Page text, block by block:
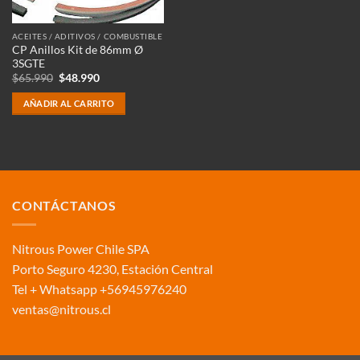
ACEITES / ADITIVOS / COMBUSTIBLE
CP Anillos Kit de 86mm Ø
3SGTE
$65.990 El
original
era:
$65.990.
$48.990El
actual
es:
$48.990.
AÑADIR AL CARRITO
CONTÁCTANOS
Nitrous Power Chile SPA
Porto Seguro 4230, Estación Central
Tel + Whatsapp +56945976240
ventas@nitrous.cl